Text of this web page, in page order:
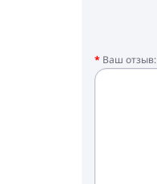
Ваш отзыв: